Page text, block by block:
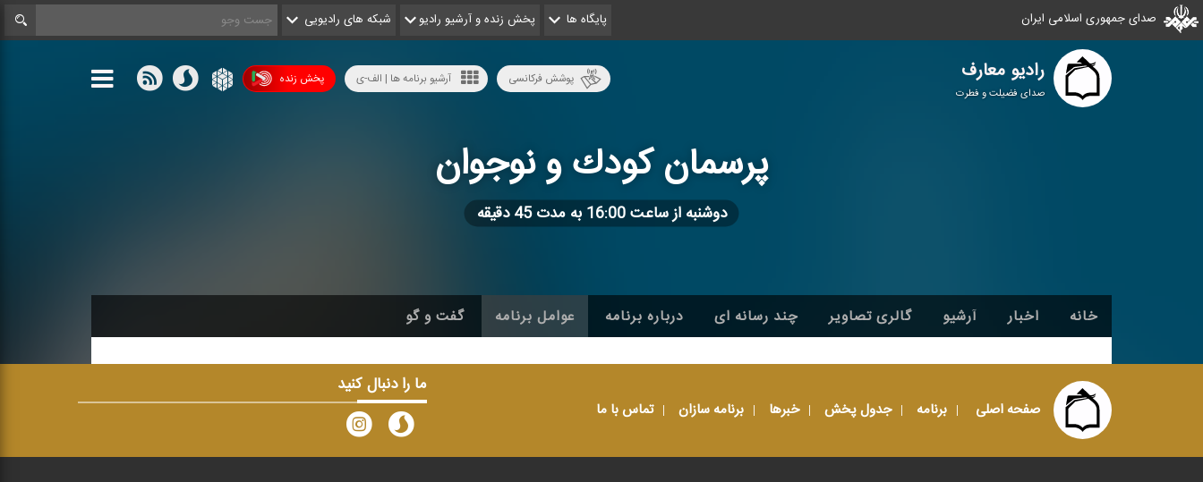
صدای جمهوری اسلامی ایران پایگاه ها پخش زنده و آرشیو رادیو شبکه های رادیویی
رادیو معارف
صدای فضیلت و فطرت
پخش زنده آرشیو برنامه ها | الف-ی پوشش فرکانسی
پرسمان كودك و نوجوان
دوشنبه از ساعت 16:00 به مدت 45 دقیقه
خانه اخبار آرشیو گالری تصاویر چند رسانه ای درباره برنامه عوامل برنامه گفت و گو
صفحه اصلی برنامه جدول پخش خبرها برنامه سازان تماس با ما
ما را دنبال کنید